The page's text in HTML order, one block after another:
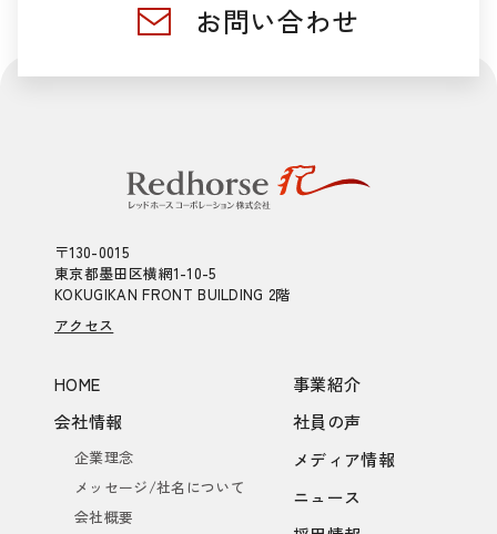
お問い合わせ
〒130-0015
東京都墨田区横網1-10-5
KOKUGIKAN FRONT BUILDING 2階
アクセス
HOME
会社情報
企業理念
メッセージ/社名について
会社概要
事業紹介
社員の声
メディア情報
ニュース